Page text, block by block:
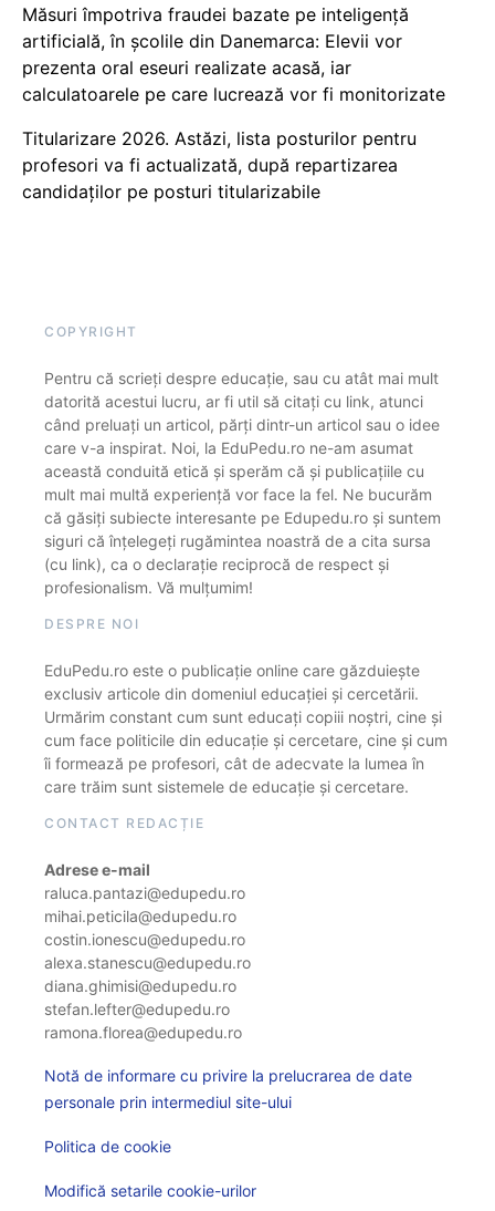
Măsuri împotriva fraudei bazate pe inteligență
artificială, în școlile din Danemarca: Elevii vor
prezenta oral eseuri realizate acasă, iar
calculatoarele pe care lucrează vor fi monitorizate
Titularizare 2026. Astăzi, lista posturilor pentru
profesori va fi actualizată, după repartizarea
candidaților pe posturi titularizabile
COPYRIGHT
Pentru că scrieți despre educație, sau cu atât mai mult
datorită acestui lucru, ar fi util să citați cu link, atunci
când preluați un articol, părți dintr-un articol sau o idee
care v-a inspirat. Noi, la EduPedu.ro ne-am asumat
această conduită etică și sperăm că și publicațiile cu
mult mai multă experiență vor face la fel. Ne bucurăm
că găsiți subiecte interesante pe Edupedu.ro și suntem
siguri că înțelegeți rugămintea noastră de a cita sursa
(cu link), ca o declarație reciprocă de respect și
profesionalism. Vă mulțumim!
DESPRE NOI
EduPedu.ro este o publicație online care găzduiește
exclusiv articole din domeniul educației și cercetării.
Urmărim constant cum sunt educați copiii noștri, cine și
cum face politicile din educație și cercetare, cine și cum
îi formează pe profesori, cât de adecvate la lumea în
care trăim sunt sistemele de educație și cercetare.
CONTACT REDACȚIE
Adrese e-mail
raluca.pantazi@edupedu.ro
mihai.peticila@edupedu.ro
costin.ionescu@edupedu.ro
alexa.stanescu@edupedu.ro
diana.ghimisi@edupedu.ro
stefan.lefter@edupedu.ro
ramona.florea@edupedu.ro
Notă de informare cu privire la prelucrarea de date
personale prin intermediul site-ului
Politica de cookie
Modifică setarile cookie-urilor